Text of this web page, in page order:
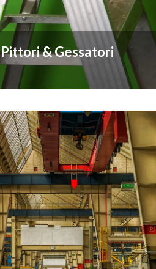
Pittori & Gessatori